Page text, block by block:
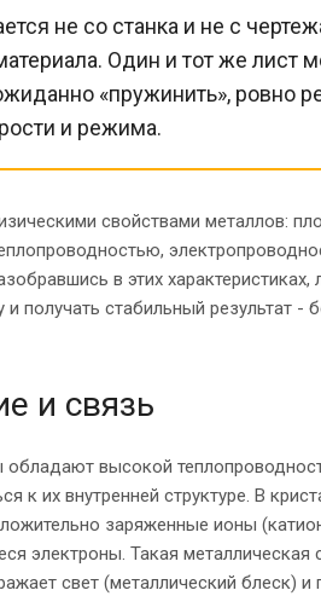
не со станка и не с
Один и тот же лист
«пружинить», ровно
и режима.
свойствами металлов:
в этих характеристиках,
получать стабильный результат -
и связь
обладают высокой
к их внутренней структуре. В
заряженные ионы
электроны. Такая металлическая
свет (металлический блеск) и